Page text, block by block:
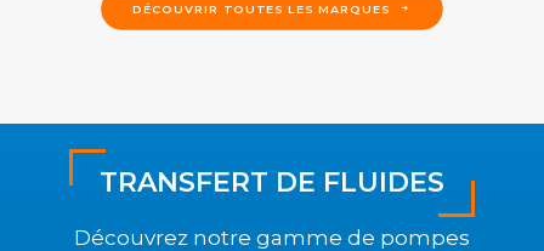
DÉCOUVRIR TOUTES LES MARQUES
TRANSFERT DE FLUIDES
Découvrez notre gamme de pompes